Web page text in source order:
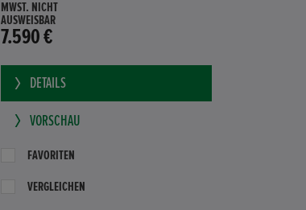
MWST. NICHT
AUSWEISBAR
7.590 €
DETAILS
VORSCHAU
FAVORITEN
VERGLEICHEN